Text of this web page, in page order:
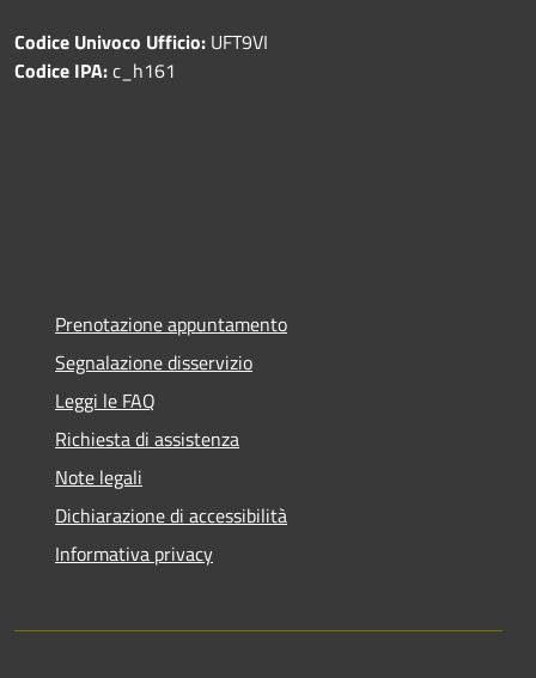
Codice Univoco Ufficio: UFT9VI
Codice IPA:c_h161
Prenotazione appuntamento
Segnalazione disservizio
Leggi le FAQ
Richiesta di assistenza
Note legali
Dichiarazione di accessibilità
Informativa privacy